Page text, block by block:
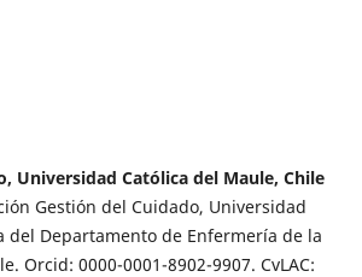
Universidad Católica del Maule, Chile
Gestión del Cuidado, Universidad
del Departamento de Enfermería de la
Orcid: 0000-0001-8902-9907. CvLAC: